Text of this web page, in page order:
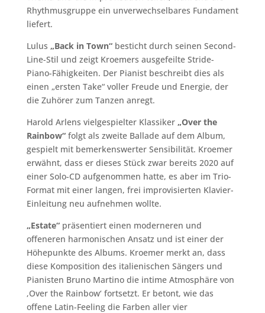
Rhythmusgruppe ein unverwechselbares Fundament
liefert.
Lulus „Back in Town“besticht durch seinen Second-
Line-Stil und zeigt Kroemers ausgefeilte Stride-
Piano-Fähigkeiten. Der Pianist beschreibt dies als
einen „ersten Take“ voller Freude und Energie, der
die Zuhörer zum Tanzen anregt.
Harold Arlens vielgespielter Klassiker „Over the
Rainbow“folgt als zweite Ballade auf dem Album,
gespielt mit bemerkenswerter Sensibilität. Kroemer
erwähnt, dass er dieses Stück zwar bereits 2020 auf
einer Solo-CD aufgenommen hatte, es aber im Trio-
Format mit einer langen, frei improvisierten Klavier-
Einleitung neu aufnehmen wollte.
„Estate“präsentiert einen moderneren und
offeneren harmonischen Ansatz und ist einer der
Höhepunkte des Albums. Kroemer merkt an, dass
diese Komposition des italienischen Sängers und
Pianisten Bruno Martino die intime Atmosphäre von
‚Over the Rainbow‘ fortsetzt. Er betont, wie das
offene Latin-Feeling die Farben aller vier